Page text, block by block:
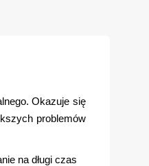
Okazuje się
problemów
na długi czas